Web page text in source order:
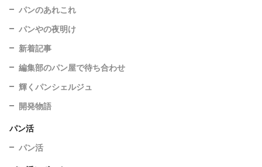
パンのあれこれ
パンやの夜明け
新着記事
編集部のパン屋で待ち合わせ
輝くパンシェルジュ
開発物語
パン活
パン活